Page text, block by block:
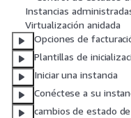
Instancias
Virtualización anidada
Opciones de
Plantillas de
Iniciar una instancia
Conéctese a su
cambios de estado